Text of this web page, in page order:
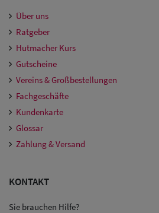
Über uns
Ratgeber
Hutmacher Kurs
Gutscheine
Vereins & Großbestellungen
Fachgeschäfte
Kundenkarte
Glossar
Zahlung & Versand
KONTAKT
Sie brauchen Hilfe?